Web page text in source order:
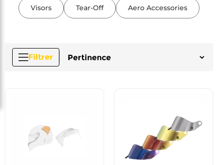
Visors Tear-Off Aero Accessories
Filtrer